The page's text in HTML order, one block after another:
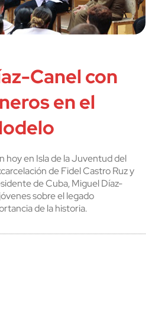
Canel con
en el
hoy en Isla de la Juventud del
de Fidel Castro Ruz y
de Cuba, Miguel Díaz-
sobre el legado
de la historia.